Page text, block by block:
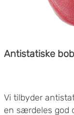
funktionalitet og
tillade cookies på
Antistatiske
Vi tilbyder
en særdeles god